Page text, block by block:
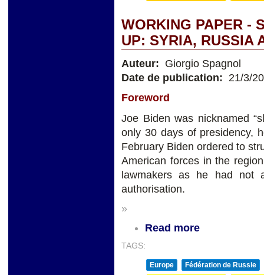
WORKING PAPER -
UP: SYRIA, RUSSIA
Auteur: Giorgio Spagnol
Date de publication: 21/3/
Foreword
Joe Biden was nicknamed
only 30 days of presidency,
February Biden ordered to
American forces in the
lawmakers as he had not
authorisation.
»
Read more
TAGS:
Europe
Fédération de Russie